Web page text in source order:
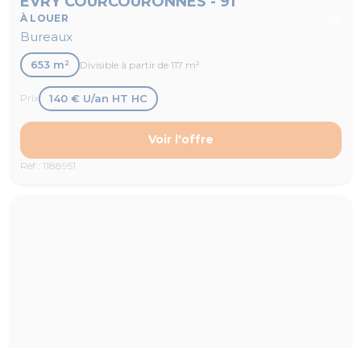
À LOUER
Bureaux
653 m² Divisible à partir de 117 m²
Prix 140 € U/an HT HC
Réf : 1188951
Voir l'offre